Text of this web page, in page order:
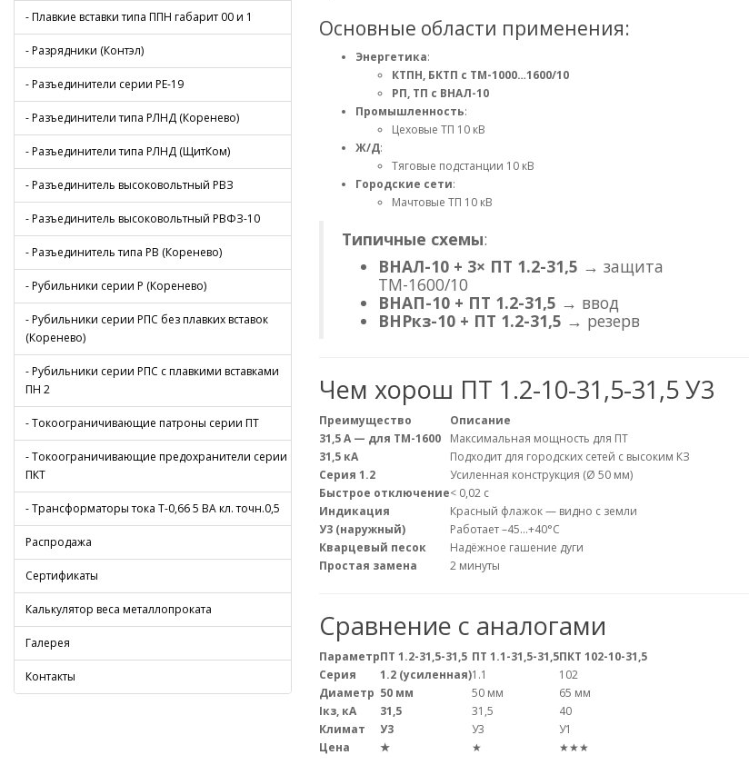
- Плавкие вставки типа ППН габарит 00 и 1
- Разрядники (Контэл)
- Разъединители серии РЕ-19
- Разъединители типа РЛНД (Коренево)
- Разъединители типа РЛНД (ЩитКом)
- Разъединитель высоковольтный РВЗ
- Разъединитель высоковольтный РВФЗ-10
- Разъединитель типа РВ (Коренево)
- Рубильники серии Р (Коренево)
- Рубильники серии РПС без плавких вставок
(Коренево)
- Рубильники серии РПС с плавкими вставками
ПН 2
- Токоограничивающие патроны серии ПТ
- Токоограничивающие предохранители серии
ПКТ
- Трансформаторы тока Т-0,66 5 ВА кл. точн.0,5
Распродажа
Сертификаты
Калькулятор веса металлопроката
Галерея
Контакты
Основные области применения:
Энергетика:
КТПН, БКТП с ТМ-1000…1600/10
РП, ТП с ВНАЛ-10
Промышленность:
Цеховые ТП 10 кВ
Ж/Д:
Тяговые подстанции 10 кВ
Городские сети:
Мачтовые ТП 10 кВ
Типичные схемы:
ВНАЛ-10 + 3× ПТ 1.2-31,5 → защита
ТМ-1600/10
ВНАП-10 + ПТ 1.2-31,5 → ввод
ВНРкз-10 + ПТ 1.2-31,5 → резерв
Чем хорош ПТ 1.2-10-31,5-31,5 У3
Преимущество
Описание
31,5 А — для ТМ-1600
Максимальная мощность для ПТ
31,5 кА
Подходит для городских сетей с высоким КЗ
Серия 1.2
Усиленная конструкция (Ø 50 мм)
Быстрое отключение< 0,02 с
Индикация
Красный флажок — видно с земли
У3 (наружный)
Работает –45…+40°C
Кварцевый песок
Надёжное гашение дуги
Простая замена
2 минуты
Сравнение с аналогами
ПараметрПТ 1.2-31,5-31,5 ПТ 1.1-31,5-31,5ПКТ 102-10-31,5
Серия
1.2 (усиленная)1.1
102
Диаметр 50 мм 50 мм
65 мм
Iкз, кА
31,5 31,5
40
Климат
У3 У3
У1
Цена
★ ★ ★★★